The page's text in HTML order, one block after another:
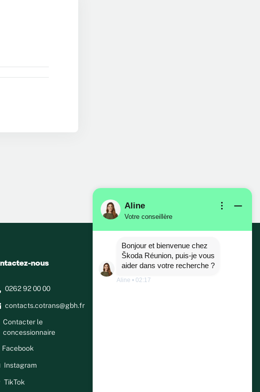
nous
0262 92 00 00
contacts.cotrans@gbh.fr
Contacter le
concessionnaire
Facebook
Instagram
TikTok
Aline
Votre conseillère
Bonjour et bienvenue chez
Škoda Réunion, puis-je vous
aider dans votre recherche ?
Aline • 02:17